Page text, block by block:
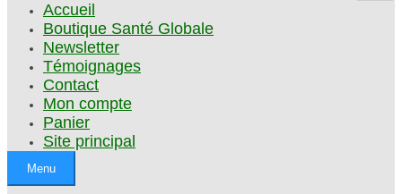
Accueil
Boutique Santé Globale
Newsletter
Témoignages
Contact
Mon compte
Panier
Site principal
Menu